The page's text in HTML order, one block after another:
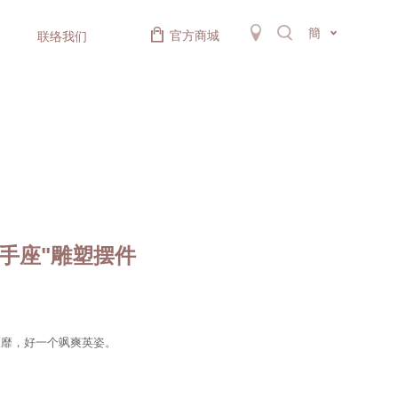
联络我们 官方商城 簡
座"雕塑摆件
，好一个飒爽英姿。